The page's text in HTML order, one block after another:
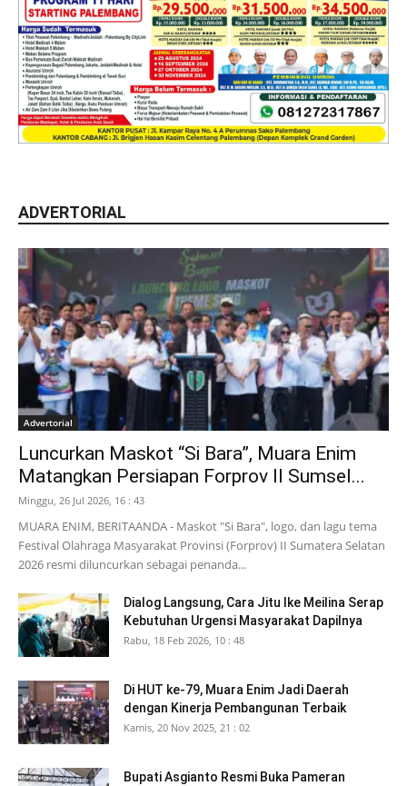
ADVERTORIAL
Advertorial
Luncurkan Maskot “Si Bara”, Muara Enim
Matangkan Persiapan Forprov II Sumsel...
Minggu, 26 Jul 2026, 16 : 43
MUARA ENIM, BERITAANDA - Maskot "Si Bara", logo, dan lagu tema
Festival Olahraga Masyarakat Provinsi (Forprov) II Sumatera Selatan
2026 resmi diluncurkan sebagai penanda...
Dialog Langsung, Cara Jitu Ike Meilina Serap
Kebutuhan Urgensi Masyarakat Dapilnya
Rabu, 18 Feb 2026, 10 : 48
Di HUT ke-79, Muara Enim Jadi Daerah
dengan Kinerja Pembangunan Terbaik
Kamis, 20 Nov 2025, 21 : 02
Bupati Asgianto Resmi Buka Pameran